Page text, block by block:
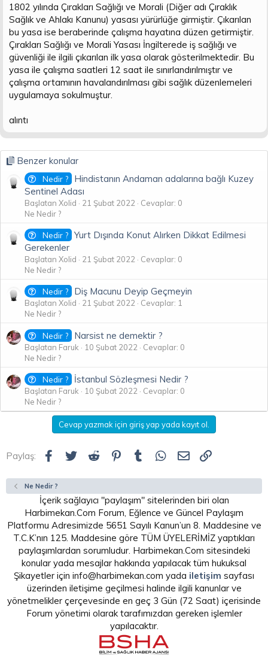
1802 yılında Çırakları Sağlığı ve Morali (Diğer adı Çıraklık
Sağlık ve Ahlakı Kanunu) yasası yürürlüğe girmiştir. Çıkarılan
bu yasa ise beraberinde çalışma hayatına düzen getirmiştir.
Çırakları Sağlığı ve Morali Yasası İngilterede iş sağlığı ve
güvenliği ile ilgili çıkarılan ilk yasa olarak gösterilmektedir. Bu
yasa ile çalışma saatleri 12 saat ile sınırlandırılmıştır ve
çalışma ortamının havalandırılması gibi sağlık düzenlemeleri
uygulamaya sokulmuştur.
alıntı
Benzer konular
Nedir ?
Hindistanın Andaman adalarına bağlı Kuzey
Sentinel Adası
Başlatan Xolid 21 Şubat 2022
Cevaplar: 0
Ne Nedir ?
Nedir ? Yurt Dışında Konut Alırken Dikkat Edilmesi
Gerekenler
Başlatan Xolid 21 Şubat 2022
Cevaplar: 0
Ne Nedir ?
Nedir ? Diş Macunu Deyip Geçmeyin
Başlatan Xolid 21 Şubat 2022
Cevaplar: 1
Ne Nedir ?
Nedir ? Narsist ne demektir ?
Başlatan Faruk 10 Şubat 2022
Cevaplar: 0
Ne Nedir ?
Nedir ? İstanbul Sözleşmesi Nedir ?
Başlatan Faruk 10 Şubat 2022
Cevaplar: 0
Ne Nedir ?
Cevap yazmak için giriş yap yada kayıt ol.
Paylaş: Facebook
Twitter Reddit Pinterest
Tumblr WhatsApp
E-posta
Ne Nedir ?
İçerik sağlayıcı "paylaşım" sitelerinden biri olan
Harbimekan.Com Forum, Eğlence ve Güncel Paylaşım
Platformu Adresimizde 5651 Sayılı Kanun’un 8. Maddesine ve
T.C.K’nın 125. Maddesine göre TÜM ÜYELERİMİZ yaptıkları
paylaşımlardan sorumludur. Harbimekan.Com sitesindeki
konular yada mesajlar hakkında yapılacak tüm hukuksal
Şikayetler için info@harbimekan.com yada iletişim sayfası
üzerinden iletişime geçilmesi halinde ilgili kanunlar ve
yönetmelikler çerçevesinde en geç 3 Gün (72 Saat) içerisinde
Forum yönetimi olarak tarafımızdan gereken işlemler
yapılacaktır.